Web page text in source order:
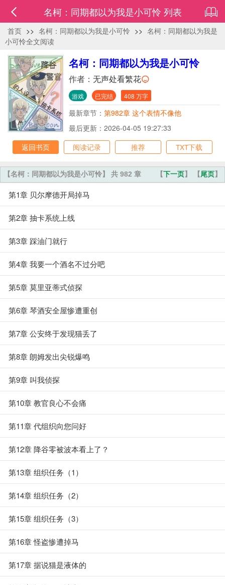
名柯：同期都以为我是小可怜 列表
首页 >> 名柯：同期都以为我是小可怜 >> 名柯：同期都以为我是
小可怜全文阅读
名柯：同期都以为我是小可怜
作者： 无声处看繁花
游戏 已完结 408 万字
最新章节： 第982章 这个表情不像他
最后更新：2026-04-05 19:27:33
返回书页
阅读记录 推荐 TXT下载
【下一页】 【尾页】
【名柯：同期都以为我是小可怜】 共 982 章
第1章 贝尔摩德开局掉马
第2章 抽卡系统上线
第3章 踩油门就行
第4章 我要一个酒名不过分吧
第5章 莫里亚蒂式侦探
第6章 琴酒安全屋惨遭重创
第7章 公安终于发现猫丢了
第8章 朗姆发出尖锐爆鸣
第9章 叫我侦探
第10章 教官良心不会痛
第11章 代组织向您问好
第12章 降谷零被波本看上了？
第13章 组织任务（1）
第14章 组织任务（2）
第15章 组织任务（3）
第16章 怪盗惨遭掉马
第17章 据说猫是液体的